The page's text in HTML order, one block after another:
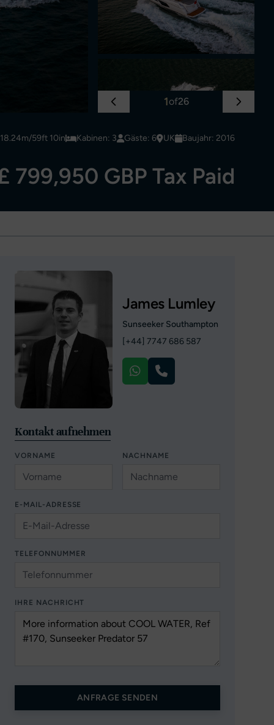
1of26
18.24m/59ft 10in Kabinen: 3 Gäste: 6 UK Baujahr: 2016
799,950 GBP Tax Paid
James Lumley
Sunseeker Southampton
[+44] 7747 686 587
Kontakt aufnehmen
VORNAME NACHNAME
E-MAIL-ADRESSE
TELEFONNUMMER
IHRE NACHRICHT
ANFRAGE SENDEN